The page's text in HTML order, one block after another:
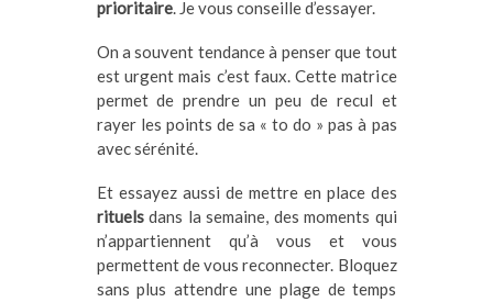
prioritaire. Je vous conseille d’essayer.
On a souvent tendance à penser que tout
est urgent mais c’est faux. Cette matrice
permet de prendre un peu de recul et
rayer les points de sa « to do » pas à pas
avec sérénité.
Et essayez aussi de mettre en place des
rituelsdans la semaine, des moments qui
n’appartiennent qu’à vous et vous
permettent de vous reconnecter. Bloquez
sans plus attendre une plage de temps